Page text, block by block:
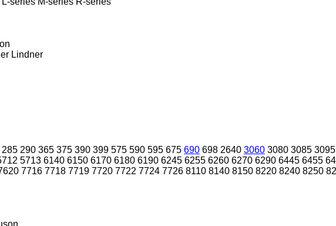
Lindner
285 290 365 375 390 399 575 590 595 675 690 698 2640 3060 3080 3085 3095
5713 6140 6150 6170 6180 6190 6245 6255 6260 6270 6290 6445 6455
7716 7718 7719 7720 7722 7724 7726 8110 8140 8150 8220 8240 8250